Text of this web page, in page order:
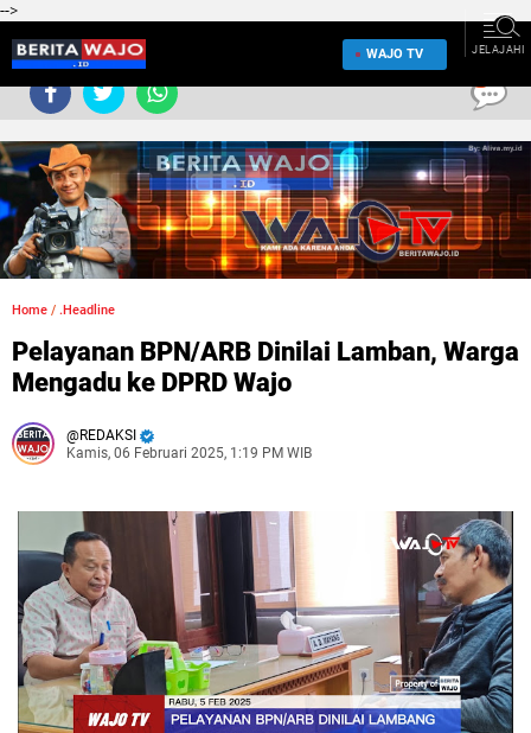
-->
WAJO TV JELAJAHI
Home / .Headline
Pelayanan BPN/ARB Dinilai Lamban, Warga
Mengadu ke DPRD Wajo
REDAKSI
Kamis, 06 Februari 2025, 1:19 PM WIB